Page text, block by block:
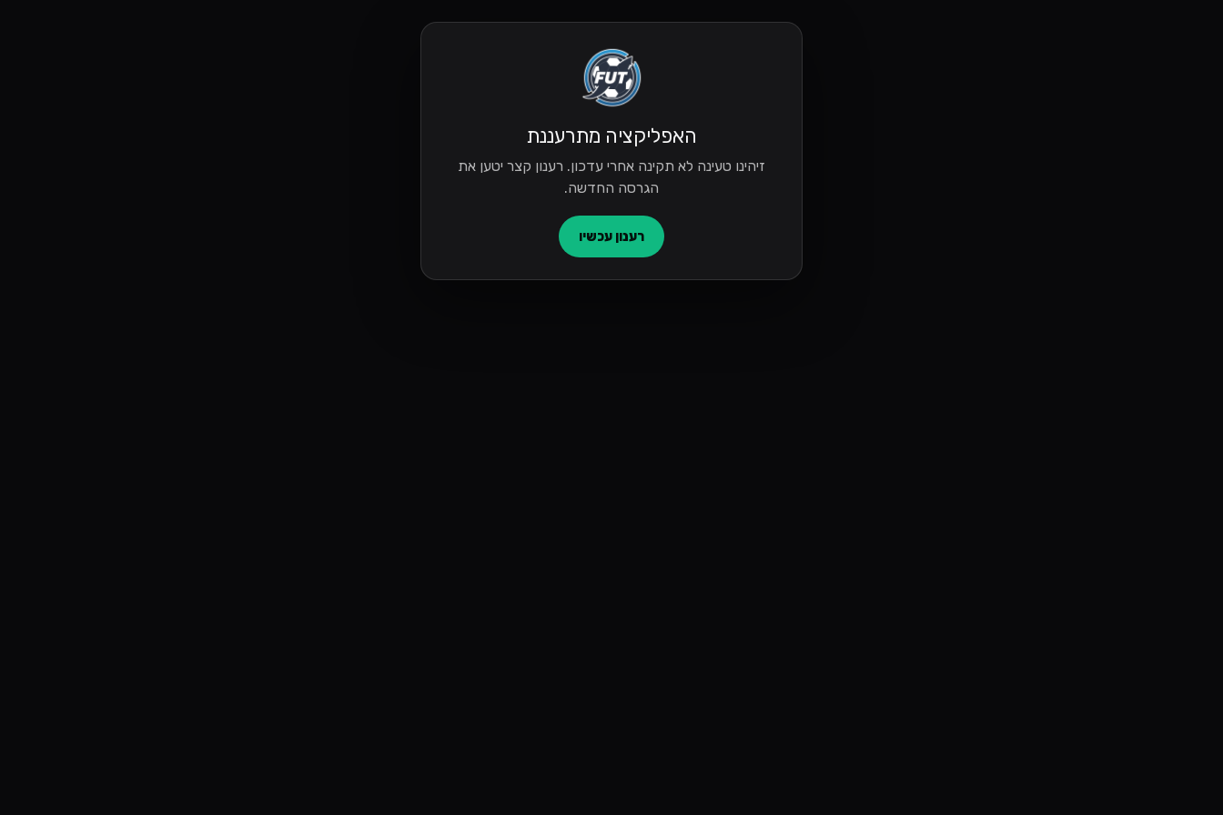
האפליקציה מתרעננת
זיהינו טעינה לא תקינה אחרי עדכון. רענון קצר יטען את
הגרסה החדשה.
רענון עכשיו